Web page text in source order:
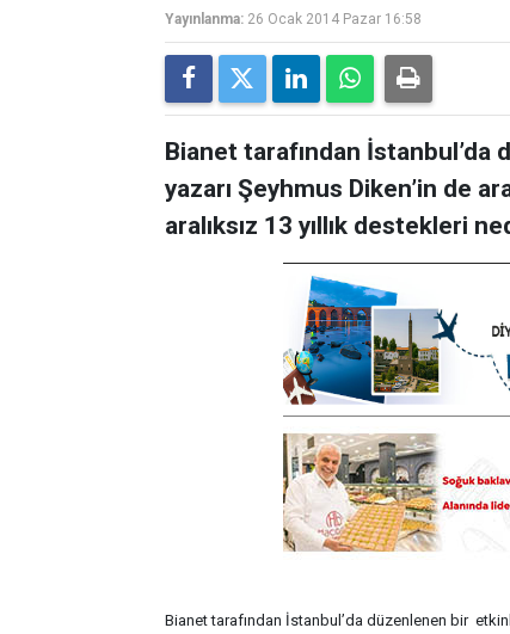
Yayınlanma: 26 Ocak 2014 Pazar 16:58
Bianet tarafından İstanbul’da
yazarı Şeyhmus Diken’in de
aralıksız 13 yıllık destekleri
Bianet tarafından İstanbul’da düzenlenen bir